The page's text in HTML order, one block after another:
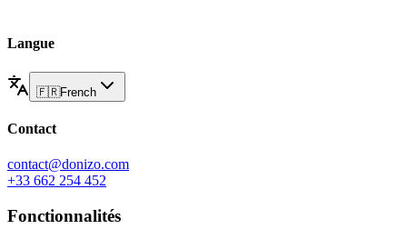
Langue
🇫🇷French
Contact
contact@donizo.com
+33 662 254 452
Fonctionnalités